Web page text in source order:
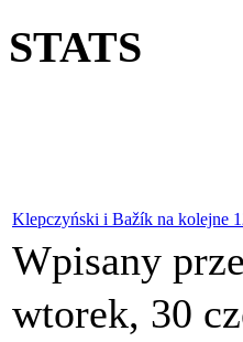
STATS
Klepczyński i Bažík na kolejne
Wpisany
wtorek, 30